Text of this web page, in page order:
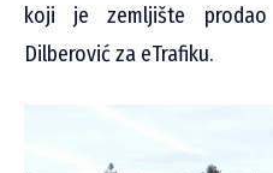
koji je zemljište prodao
Dilberović za eTrafiku.